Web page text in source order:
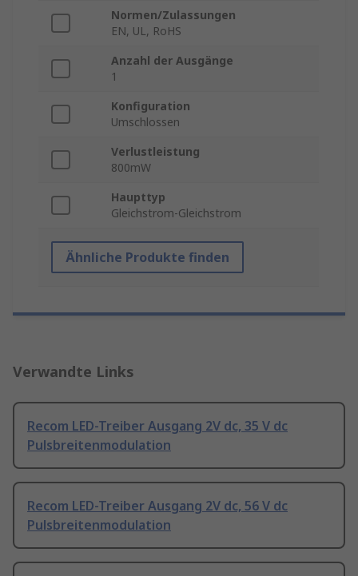
Normen/Zulassungen
EN, UL, RoHS
Anzahl der Ausgänge
1
Konfiguration
Umschlossen
Verlustleistung
800mW
Haupttyp
Gleichstrom-Gleichstrom
Ähnliche Produkte finden
Verwandte Links
Recom LED-Treiber Ausgang 2V dc, 35 V dc
Pulsbreitenmodulation
Recom LED-Treiber Ausgang 2V dc, 56 V dc
Pulsbreitenmodulation